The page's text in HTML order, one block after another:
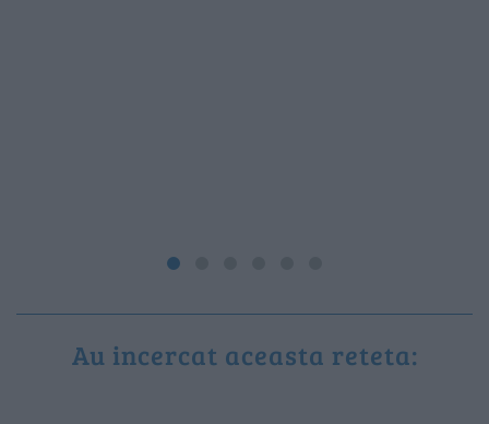
Au incercat aceasta reteta: